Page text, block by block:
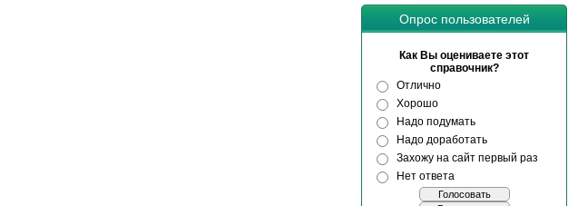
Опрос пользователей
Как Вы оцениваете этот
справочник?
Отлично
Хорошо
Надо подумать
Надо доработать
Захожу на сайт первый раз
Нет ответа